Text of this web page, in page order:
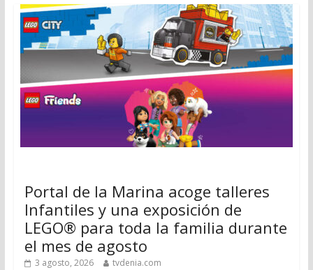
Portal de la Marina acoge talleres
Infantiles y una exposición de
LEGO® para toda la familia durante
el mes de agosto
3 agosto, 2026 tvdenia.com